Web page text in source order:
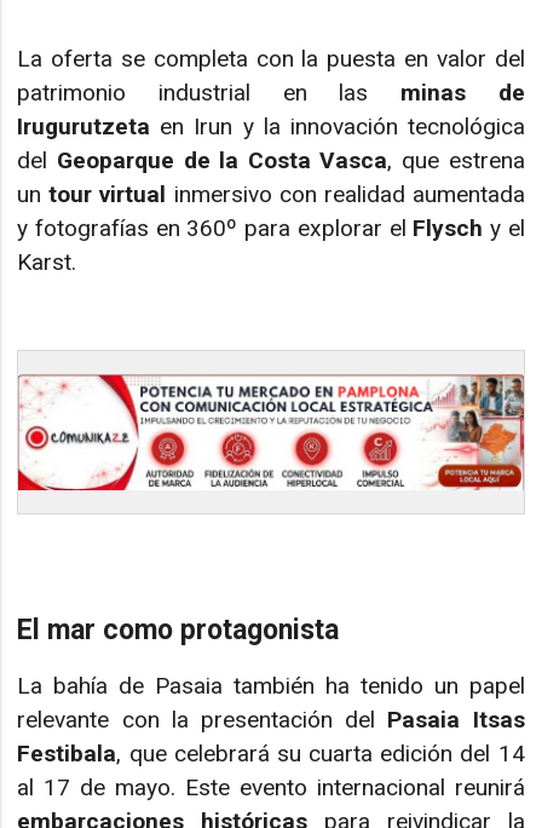
La oferta se completa con la puesta en valor del
patrimonio industrial en las minas de
Irugurutzeta en Irun y la innovación tecnológica
del Geoparque de la Costa Vasca, que estrena
untour virtual inmersivo con realidad aumentada
y fotografías en 360º para explorar el Flysch y el
Karst.
El mar como protagonista
La bahía de Pasaia también ha tenido un papel
relevante con la presentación del Pasaia Itsas
Festibala, que celebrará su cuarta edición del 14
al 17 de mayo. Este evento internacional reunirá
embarcaciones históricas para reivindicar la